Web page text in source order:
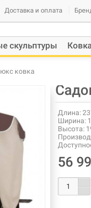
Доставка и оплата
скульптуры
ковка
Длина:
Ширина:
Высота:
56